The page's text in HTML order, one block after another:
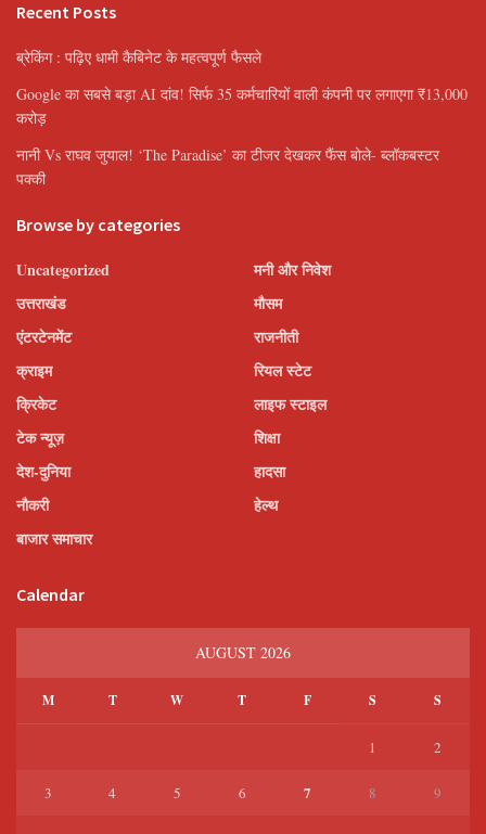
Recent Posts
ब्रेकिंग : पढ़िए धामी कैबिनेट के महत्वपूर्ण फैसले
Google का सबसे बड़ा AI दांव! सिर्फ 35 कर्मचारियों वाली कंपनी पर लगाएगा ₹13,000
करोड़
नानी Vs राघव जुयाल! ‘The Paradise’ का टीजर देखकर फैंस बोले- ब्लॉकबस्टर
पक्की
Browse by categories
Uncategorized
उत्तराखंड
एंटरटेनमेंट
क्राइम
क्रिकेट
टेक न्यूज़
देश-दुनिया
नौकरी
बाजार समाचार
मनी और निवेश
मौसम
राजनीती
रियल स्टेट
लाइफ स्टाइल
शिक्षा
हादसा
हेल्थ
Calendar
AUGUST 2026
M T W T F S S
1 2
3 4 5 6 7 8 9